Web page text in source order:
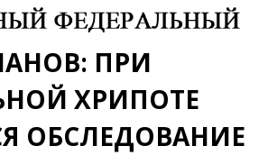
ПРИ
ХРИПОТЕ
ОБСЛЕДОВАНИЕ